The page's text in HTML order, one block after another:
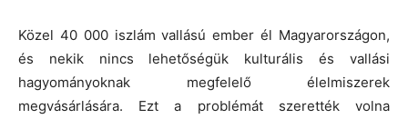
Közel 40 000 iszlám vallású ember él Magyarországon,
és nekik nincs lehetőségük kulturális és vallási
hagyományoknak megfelelő élelmiszerek
megvásárlására. Ezt a problémát szerették volna